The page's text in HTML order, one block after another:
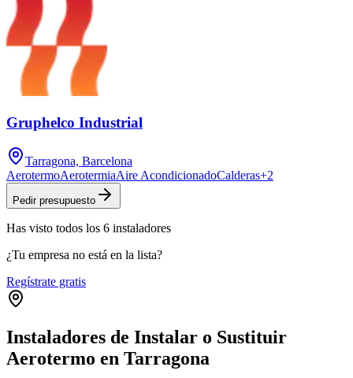
Gruphelco Industrial
Tarragona, Barcelona
AerotermoAerotermiaAire AcondicionadoCalderas+2
Pedir presupuesto
Has visto todos los 6 instaladores
¿Tu empresa no está en la lista?
Regístrate gratis
Instaladores de Instalar o Sustituir
Aerotermo en Tarragona